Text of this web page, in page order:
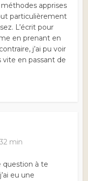
apprises
particulièrement
L’écrit pour
en prenant en
j’ai pu voir
vite en passant de
min
question à te
eu une